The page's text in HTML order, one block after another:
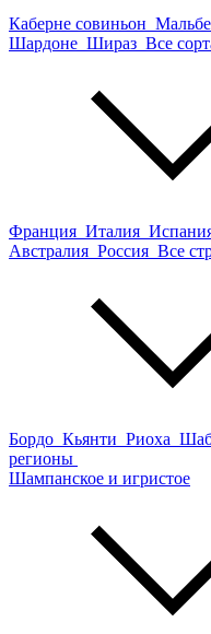
Каберне совиньон
Шардоне Шираз Все
Франция Италия
Австралия Россия Все
Бордо Кьянти Риоха
регионы
Шампанское и игристое